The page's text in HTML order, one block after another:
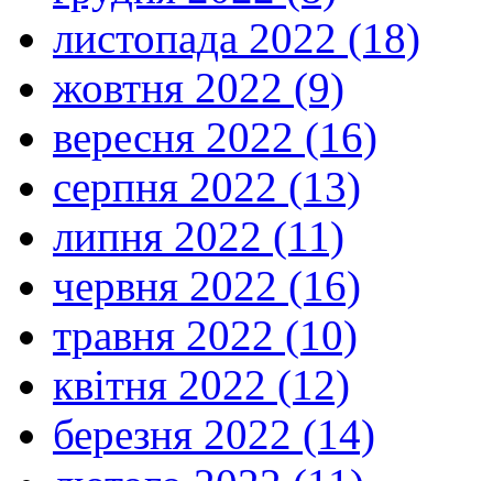
листопада 2022 (18)
жовтня 2022 (9)
вересня 2022 (16)
серпня 2022 (13)
липня 2022 (11)
червня 2022 (16)
травня 2022 (10)
квітня 2022 (12)
березня 2022 (14)